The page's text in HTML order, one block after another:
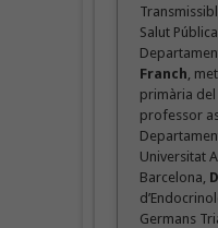
Salut
Franch ,
primària del
professor
Universitat
Barcelona,
Germans